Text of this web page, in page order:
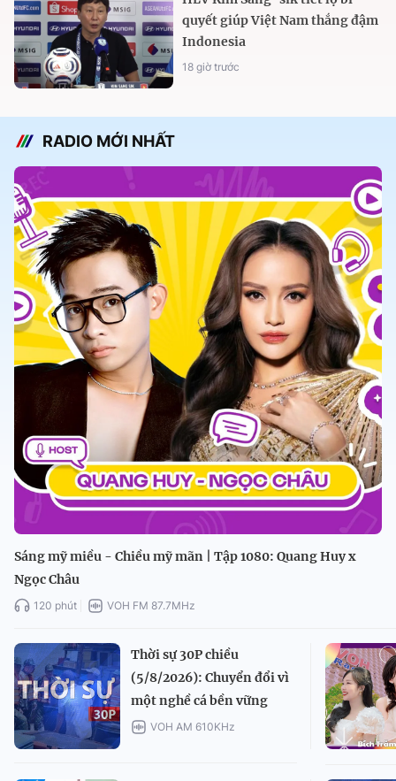
quyết giúp Việt Nam thắng đậm
Indonesia
18 giờ trước
RADIO MỚI NHẤT
Sáng mỹ miều - Chiều mỹ mãn | Tập 1080: Quang Huy x
Ngọc Châu
120 phút VOH FM 87.7MHz
Thời sự 30P chiều
(5/8/2026): Chuyển đổi vì
một nghề cá bền vững
VOH AM 610KHz